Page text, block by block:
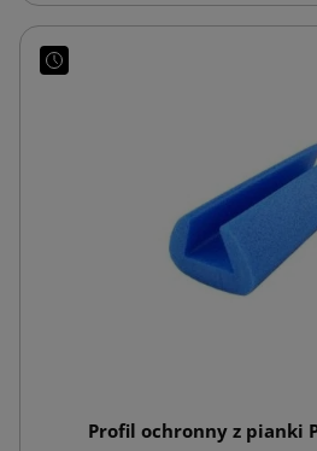
Profil ochronny z pianki